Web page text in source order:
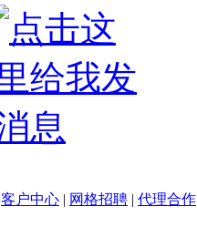
客户中心 | 网格招聘 | 代理合作